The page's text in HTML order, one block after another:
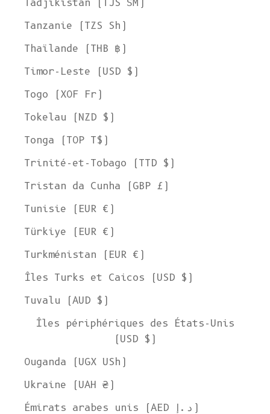
Tadjikistan (TJS ЅМ)
Tanzanie (TZS Sh)
Thaïlande (THB ฿)
Timor-Leste (USD $)
Togo (XOF Fr)
Tokelau (NZD $)
Tonga (TOP T$)
Trinité-et-Tobago (TTD $)
Tristan da Cunha (GBP £)
Tunisie (EUR €)
Türkiye (EUR €)
Turkménistan (EUR €)
Îles Turks et Caicos (USD $)
Tuvalu (AUD $)
Îles périphériques des États-Unis
(USD $)
Ouganda (UGX USh)
Ukraine (UAH ₴)
Émirats arabes unis (AED د.إ)